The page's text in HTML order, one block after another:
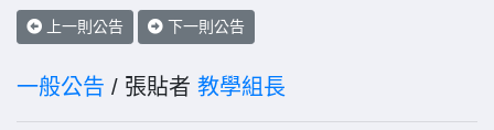
上一則公告 下一則公告
一般公告 / 張貼者 教學組長